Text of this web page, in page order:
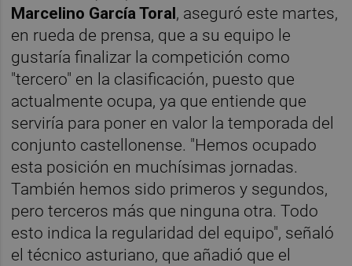
Marcelino García Toral, aseguró este martes,
en rueda de prensa, que a su equipo le
gustaría finalizar la competición como
"tercero" en la clasificación, puesto que
actualmente ocupa, ya que entiende que
serviría para poner en valor la temporada del
conjunto castellonense. "Hemos ocupado
esta posición en muchísimas jornadas.
También hemos sido primeros y segundos,
pero terceros más que ninguna otra. Todo
esto indica la regularidad del equipo", señaló
el técnico asturiano, que añadió que el